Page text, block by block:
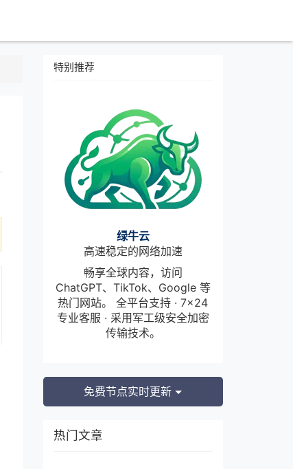
特别推荐
绿牛云
高速稳定的网络加速
畅享全球内容，访问
ChatGPT、TikTok、Google 等
热门网站。 全平台支持 · 7×24
专业客服 · 采用军工级安全加密
传输技术。
免费节点实时更新
热门文章